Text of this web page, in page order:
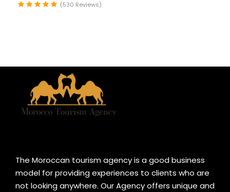
(530 Reviews)
The Moroccan tourism agency is a good business
model for providing experiences to clients who are
not looking anywhere. Our Agency offers unique and